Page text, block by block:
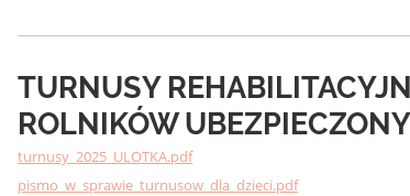
TURNUSY
ROLNIKÓW
turnusy_2025_ULOTKA.pdf
pismo_w_sprawie_turnusow_dla_dzieci.pdf